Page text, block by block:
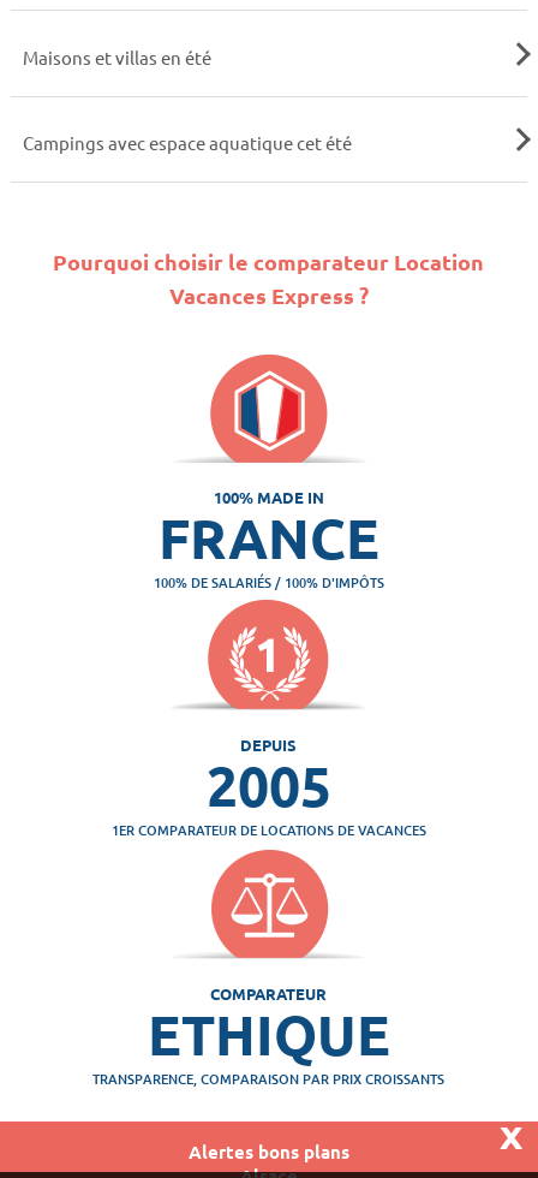
Alertes bons plans
x
Maisons et villas en été
Campings avec espace aquatique cet été
Pourquoi choisir le comparateur Location
Vacances Express ?
100% MADE IN
FRANCE
100% DE SALARIÉS / 100% D'IMPÔTS
DEPUIS
2005
1ER COMPARATEUR DE LOCATIONS DE VACANCES
COMPARATEUR
ETHIQUE
TRANSPARENCE, COMPARAISON PAR PRIX CROISSANTS